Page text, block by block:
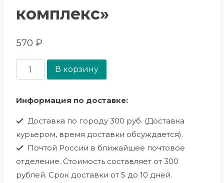
комплекс»
570 ₽
В корзину
Информация по доставке:
Доставка по городу 300 руб. (Доставка
курьером, время доставки обсуждается).
Почтой России в ближайшее почтовое
отделение. Стоимость составляет от 300
рублей. Срок доставки от 5 до 10 дней.